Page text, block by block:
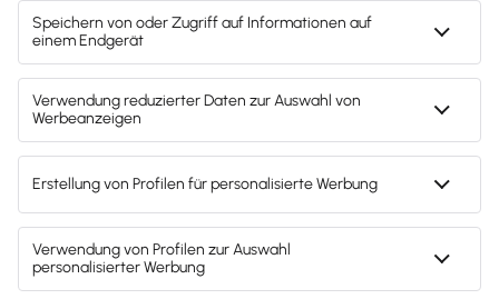
die Arten von Recruiting zurück:
Ein Aspekt davon besteht imAufbau eines
Talent-Pools. Mit diesem ergibt sich eine gute
Möglichkeit, Kosten einzusparen. Greifst du auf
diesen zurück, sparst du Aufwand und Zeit und
damit bares Geld.
dass du deinen Recruiting-Prozess mit
Fokus
auf die Bewerber optimierst